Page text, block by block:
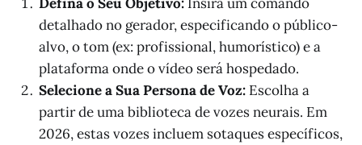
detalhado no gerador, especificando o público-
alvo, o tom (ex: profissional, humorístico) e a
plataforma onde o vídeo será hospedado.
Selecione a Sua Persona de Voz: Escolha a
partir de uma biblioteca de vozes neurais. Em
2026, estas vozes incluem sotaques específicos,